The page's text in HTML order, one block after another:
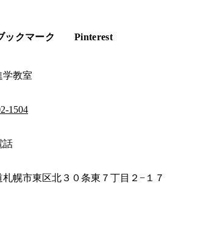
ックマーク Pinterest
学教室
1504
話
札幌市東区北３０条東７丁目２−１７